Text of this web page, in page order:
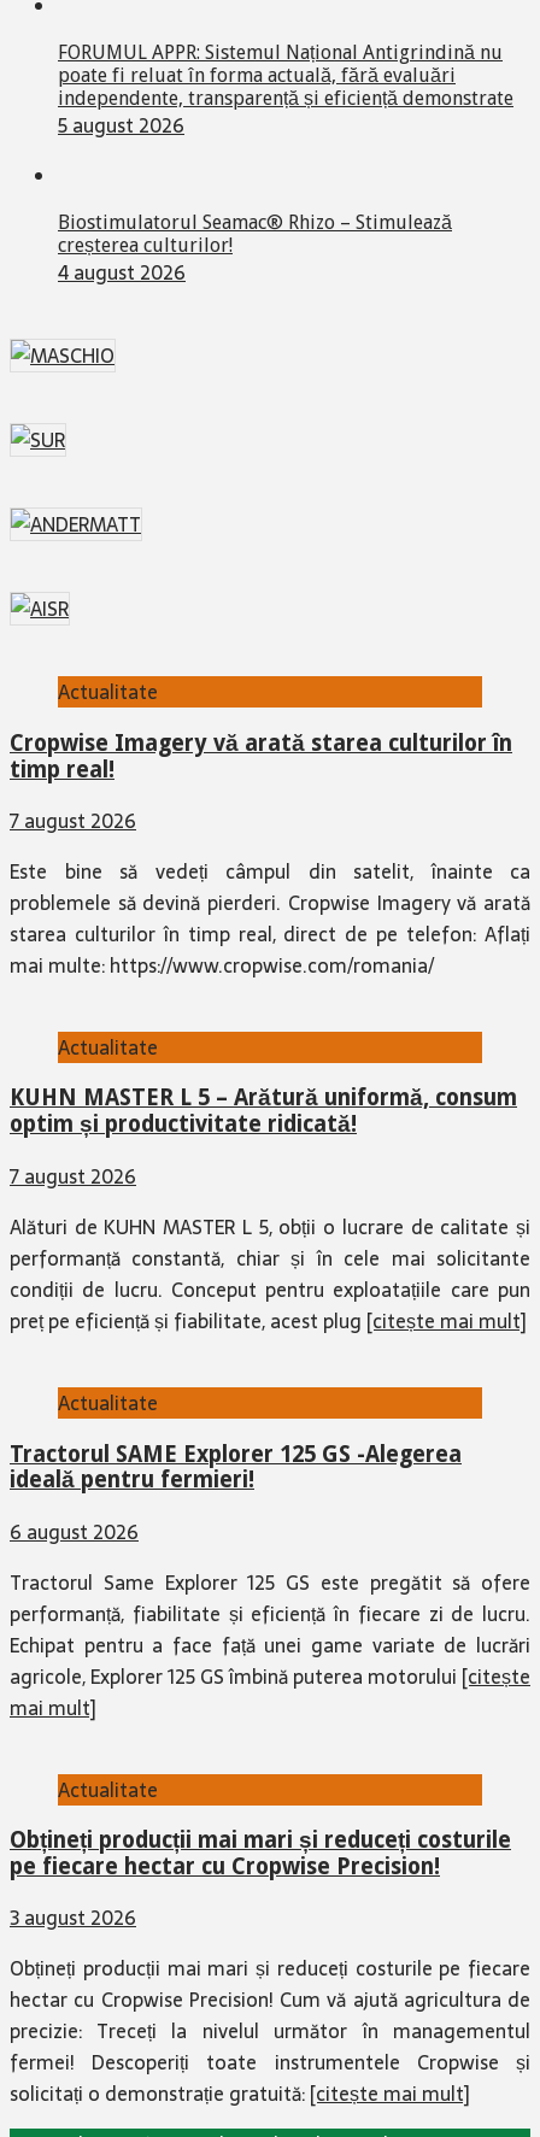
FORUMUL APPR: Sistemul Național Antigrindină nu
poate fi reluat în forma actuală, fără evaluări
independente, transparență și eficiență demonstrate
5 august 2026
Biostimulatorul Seamac® Rhizo – Stimulează
creșterea culturilor!
4 august 2026
Actualitate
Cropwise Imagery vă arată starea culturilor în
timp real!
7 august 2026
Este bine să vedeți câmpul din satelit, înainte ca
problemele să devină pierderi. Cropwise Imagery vă arată
starea culturilor în timp real, direct de pe telefon: Aflați
mai multe: https://www.cropwise.com/romania/
Actualitate
KUHN MASTER L 5 – Arătură uniformă, consum
optim și productivitate ridicată!
7 august 2026
Alături de KUHN MASTER L 5, obții o lucrare de calitate și
performanță constantă, chiar și în cele mai solicitante
condiții de lucru. Conceput pentru exploatațiile care pun
preț pe eficiență și fiabilitate, acest plug [citește mai mult]
Actualitate
Tractorul SAME Explorer 125 GS -Alegerea
ideală pentru fermieri!
6 august 2026
Tractorul Same Explorer 125 GS este pregătit să ofere
performanță, fiabilitate și eficiență în fiecare zi de lucru.
Echipat pentru a face față unei game variate de lucrări
agricole, Explorer 125 GS îmbină puterea motorului [citește
mai mult]
Actualitate
Obțineți producții mai mari și reduceți costurile
pe fiecare hectar cu Cropwise Precision!
3 august 2026
Obțineți producții mai mari și reduceți costurile pe fiecare
hectar cu Cropwise Precision! Cum vă ajută agricultura de
precizie: Treceți la nivelul următor în managementul
fermei! Descoperiți toate instrumentele Cropwise și
solicitați o demonstrație gratuită:[citește mai mult]